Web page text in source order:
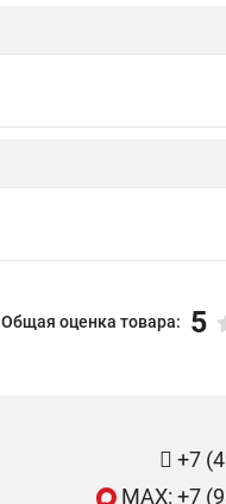
Общая оценка товара: 5
+7
MAX: +7